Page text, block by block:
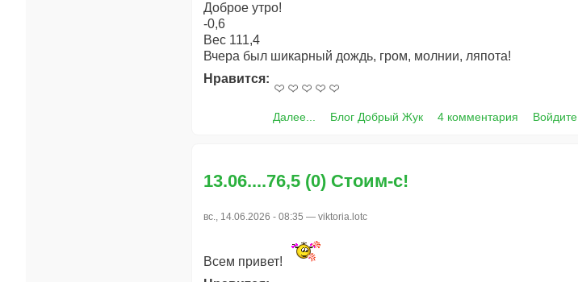
Доброе утро!
-0,6
Вес 111,4
Вчера был шикарный дождь, гром, молнии, ляпота!
Нравится:
Далее... Блог Добрый Жук 4 комментария Войдите
13.06....76,5 (0) Стоим-с!
вс., 14.06.2026 - 08:35 — viktoria.lotc
Всем привет!